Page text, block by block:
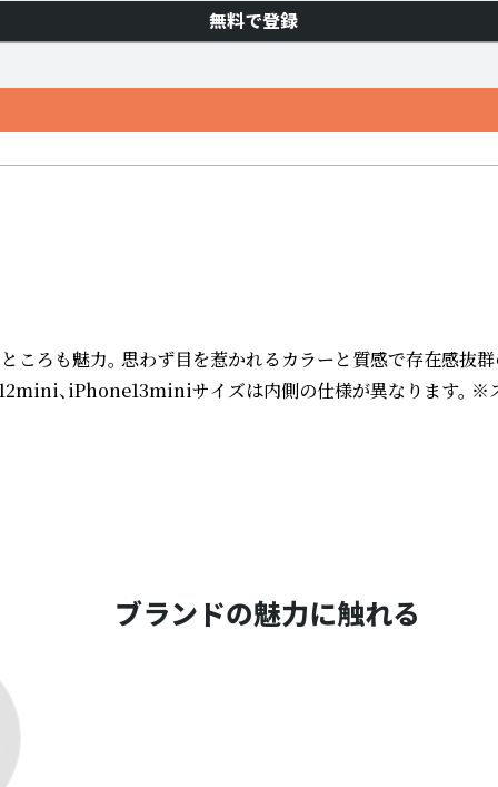
無料で登録
魅力。 思わず目を惹かれるカラーと質感で存在感
、iPhone13miniサイズは内側の仕様が異なります。 ※
ブランドの魅力に触れる